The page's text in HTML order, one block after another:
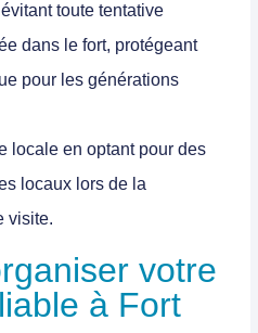
toute tentative
dans le fort, protégeant
pour les générations
locale en optant pour des
locaux lors de la
visite.
votre
à Fort